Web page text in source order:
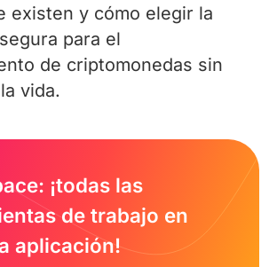
existen y cómo elegir la
para el
de criptomonedas sin
vida.
¡todas las
de trabajo en
aplicación!